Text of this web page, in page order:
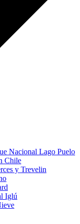
Nacional Lago Puelo
Chile
y Trevelin
Iglú